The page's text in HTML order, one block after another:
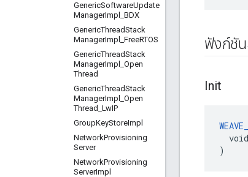
GenericSoftwareUpdate
ManagerImpl
BDX
GenericThreadStack
ManagerImpl FreeRTOS
GenericThreadStack
ManagerImpl
Open
Thread
GenericThreadStack
ManagerImpl
Open
Thread LwIP
GroupKeyStoreImpl
NetworkProvisioning
Server
NetworkProvisioning
ServerImpl
ฟังก์ชัน
Init
  void
)